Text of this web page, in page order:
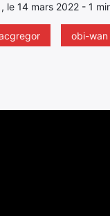
le 14 mars 2022 - 1
obi-wan